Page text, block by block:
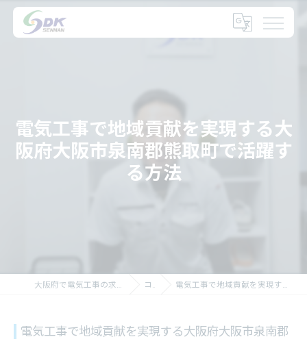
電気工事で地域貢献を実現する大
阪府大阪市泉南郡熊取町で活躍す
る方法
大阪府で電気工事の求人なら大阪府の泉南電機株式会社 コラム 電気工事で地域貢献を実現する大阪府大阪市泉南郡熊取町で活躍する方法
電気工事で地域貢献を実現する大阪府大阪市泉南郡